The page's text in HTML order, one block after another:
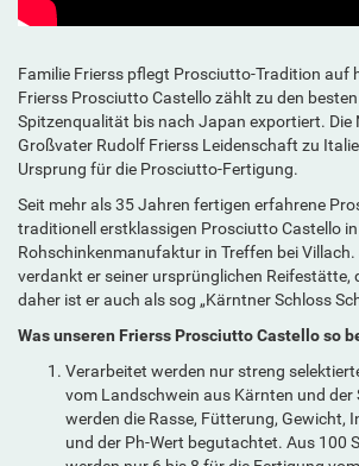
Familie Frierss pflegt Prosciutto-Tradition auf
Frierss Prosciutto Castello zählt zu den
Spitzenqualität bis nach Japan exportiert. Die
Großvater Rudolf Frierss Leidenschaft zu
Ursprung für die Prosciutto-Fertigung.
Seit mehr als 35 Jahren fertigen erfahrene
traditionell erstklassigen Prosciutto Castello
Rohschinkenmanufaktur in Treffen bei Villach.
verdankt er seiner ursprünglichen Reifestätte,
daher ist er auch als sog „Kärntner Schloss
Was unseren Frierss Prosciutto Castello so
Verarbeitet werden nur streng
vom Landschwein aus Kärnten und der
werden die Rasse, Fütterung, Gewicht,
und der Ph-Wert begutachtet. Aus 100